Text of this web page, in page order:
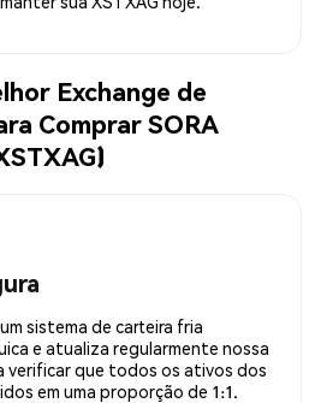
Exchange de
Comprar SORA
sistema de carteira fria
e atualiza regularmente nossa
verificar que todos os ativos dos
em uma proporção de 1:1.